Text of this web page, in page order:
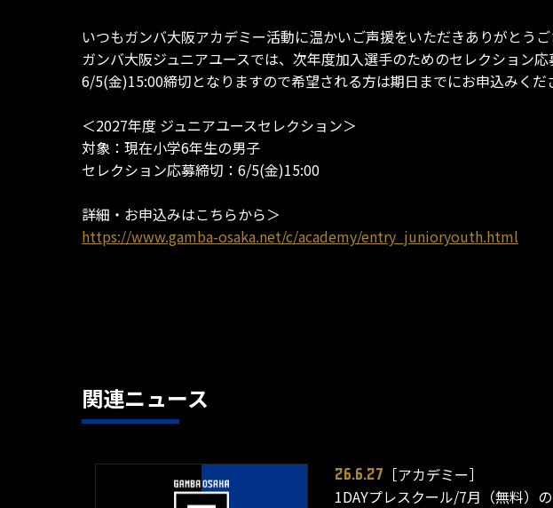
いつもガンバ大阪アカデミー活動に温かいご声援をいただきありがとうご
ガンバ大阪ジュニアユースでは、次年度加入選手のためのセレクション応
6/5(金)15:00締切となりますので希望される方は期日までにお申込みく
＜2027年度 ジュニアユースセレクション＞
対象：現在小学6年生の男子
セレクション応募締切：6/5(金)15:00
詳細・お申込みはこちらから＞
https://www.gamba-osaka.net/c/academy/entry_junioryouth.html
関連ニュース
26.6.27
［アカデミー］
1DAYプレスクール/7月（無料）